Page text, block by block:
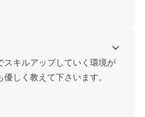
キルアップしていく環境が
しく教えて下さいます。